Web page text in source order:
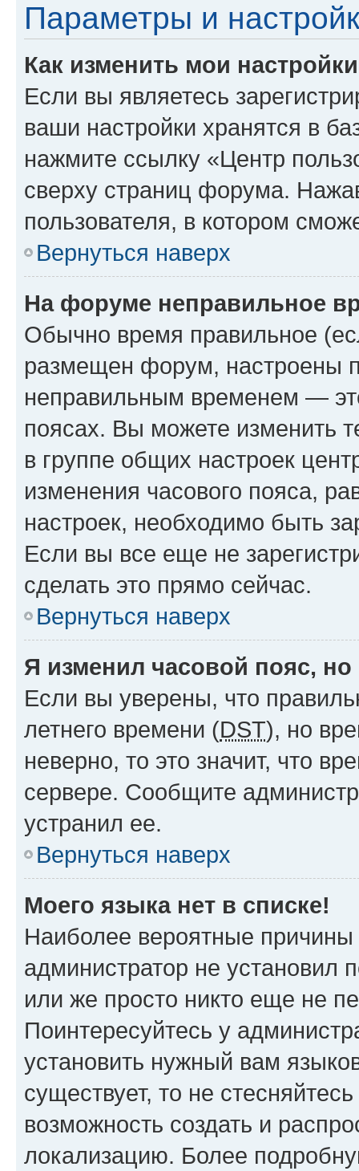
Параметры и
Как изменить мои
Если вы являетесь
ваши настройки хранятся в
нажмите ссылку «Центр
сверху страниц форума.
пользователя, в котором
Вернуться наверх
На форуме неправильное
Обычно время правильное
размещен форум, настроены
неправильным временем —
поясах. Вы можете изменить
в группе общих настроек
изменения часового пояса,
настроек, необходимо быть
Если вы все еще не
сделать это прямо сейчас.
Вернуться наверх
Я изменил часовой пояс,
Если вы уверены, что
летнего времени (DST), но
неверно, то это значит, что
сервере. Сообщите
устранил ее.
Вернуться наверх
Моего языка нет в списке!
Наиболее вероятные причины
администратор не установил
или же просто никто еще не
Поинтересуйтесь у
установить нужный вам
существует, то не
возможность создать и
локализацию. Более